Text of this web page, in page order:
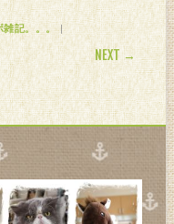
記。。。 |
NEXT →